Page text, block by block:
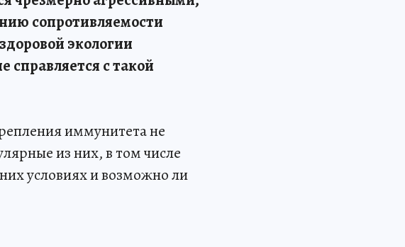
сопротивляемости
экологии
с такой
иммунитета не
из них, в том числе
условиях и возможно ли